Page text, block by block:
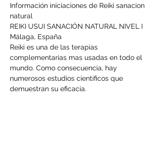
Información iniciaciones de Reiki sanacion
natural
REIKI USUI SANACIÓN NATURAL NIVEL I
Málaga, España
Reiki es una de las terapias
complementarias mas usadas en todo el
mundo. Como consecuencia, hay
numerosos estudios científicos que
demuestran su eficacia.